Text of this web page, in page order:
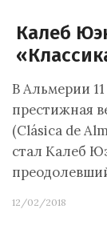
Калеб
В Альмерии
престижная
(Clásica de
стал Калеб
12/02/2018